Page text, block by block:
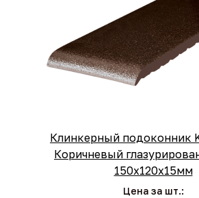
Клинкерный подоконник
Коричневый
150х120х15мм
Цена за шт.: